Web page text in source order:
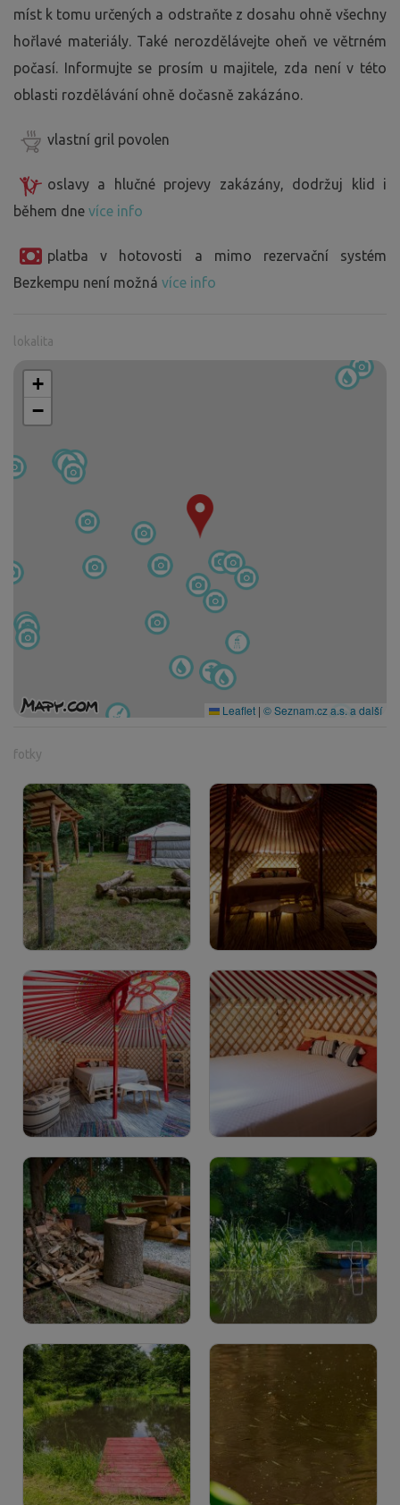
míst k tomu určených a odstraňte z dosahu ohně všechny
hořlavé materiály. Také nerozdělávejte oheň ve větrném
počasí. Informujte se prosím u majitele, zda není v této
oblasti rozdělávání ohně dočasně zakázáno.
vlastní gril povolen
oslavy a hlučné projevy zakázány, dodržuj klid i
během dne více info
platba v hotovosti a mimo rezervační systém
Bezkempu není možná více info
lokalita
+
−
Leaflet | © Seznam.cz a.s. a další
fotky